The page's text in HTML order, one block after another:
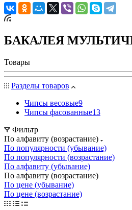
БАКАЛЕЯ
Товары
Разделы товаров
Чипсы весовые9
Чипсы фасованные13
Фильтр
По алфавиту (возрастание)
По популярности (убывание)
По популярности (возрастание)
По алфавиту (убывание)
По алфавиту (возрастание)
По цене (убывание)
По цене (возрастание)